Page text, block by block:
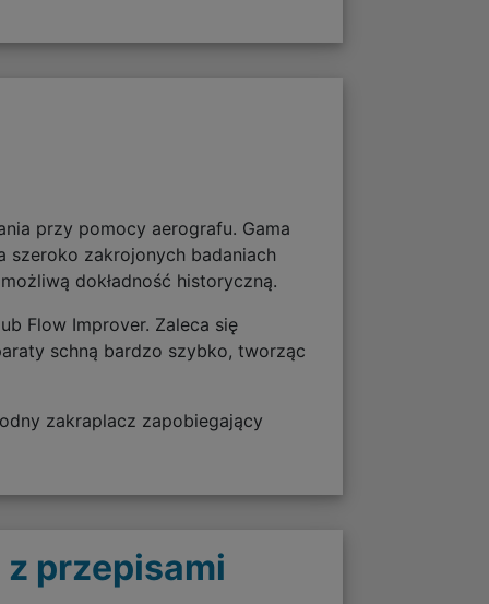
przy pomocy aerografu. Gama
zakrojonych badaniach
dokładność historyczną.
Flow Improver. Zaleca się
schną bardzo szybko, tworząc
zakraplacz zapobiegający
przepisami